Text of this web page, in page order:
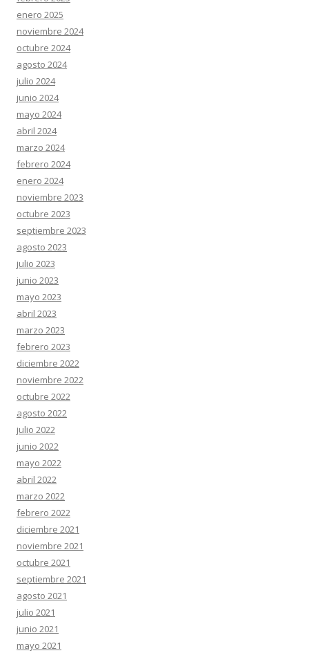
enero 2025
noviembre 2024
octubre 2024
agosto 2024
julio 2024
junio 2024
mayo 2024
abril 2024
marzo 2024
febrero 2024
enero 2024
noviembre 2023
octubre 2023
septiembre 2023
agosto 2023
julio 2023
junio 2023
mayo 2023
abril 2023
marzo 2023
febrero 2023
diciembre 2022
noviembre 2022
octubre 2022
agosto 2022
julio 2022
junio 2022
mayo 2022
abril 2022
marzo 2022
febrero 2022
diciembre 2021
noviembre 2021
octubre 2021
septiembre 2021
agosto 2021
julio 2021
junio 2021
mayo 2021